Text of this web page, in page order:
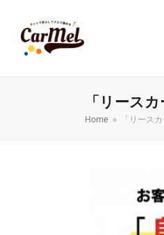
「リース
Home » 「リース